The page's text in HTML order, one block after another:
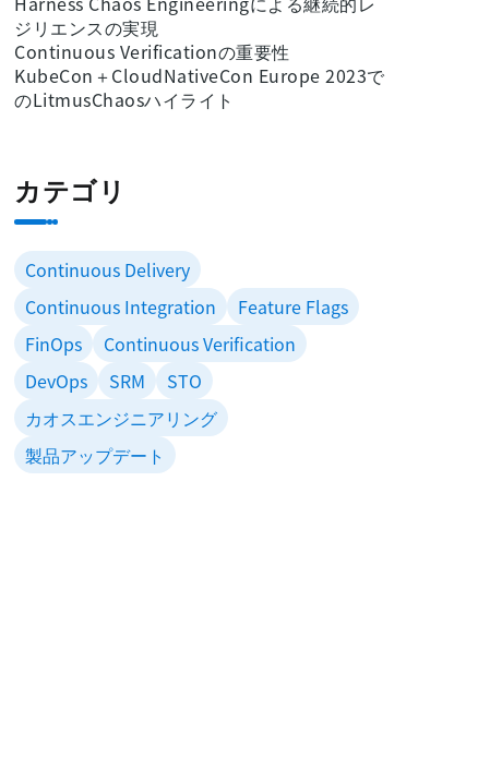
ジリエンスの実現
Continuous Verificationの重要性
KubeCon＋CloudNativeCon Europe 2023で
のLitmusChaosハイライト
カテゴリ
Continuous Delivery
Continuous Integration
Feature Flags
FinOps
Continuous Verification
DevOps
SRM
STO
カオスエンジニアリング
製品アップデート